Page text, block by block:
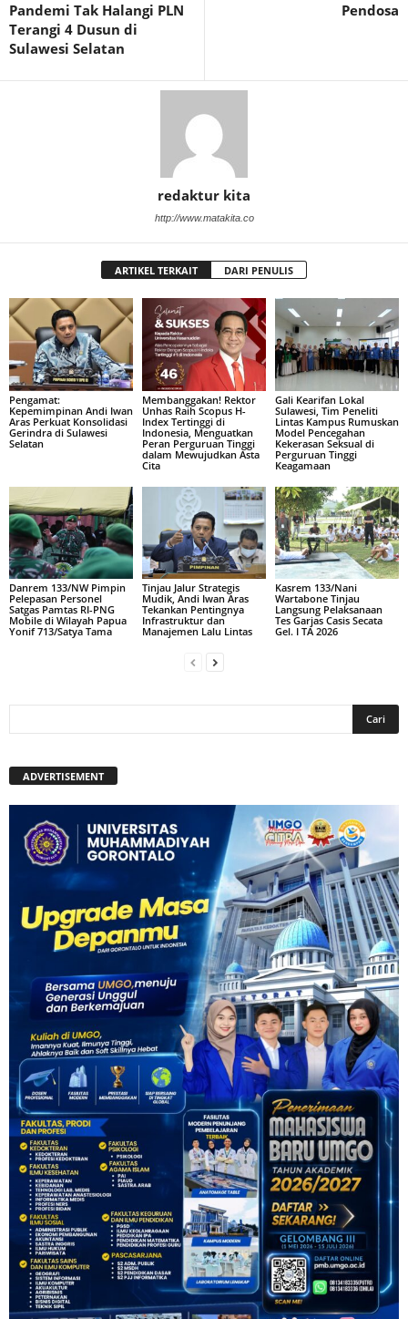
Pandemi Tak Halangi PLN
Terangi 4 Dusun di
Sulawesi Selatan
Pendosa
redaktur kita
http://www.matakita.co
ARTIKEL TERKAIT DARI PENULIS
Pengamat:
Kepemimpinan Andi Iwan
Aras Perkuat Konsolidasi
Gerindra di Sulawesi
Selatan
Membanggakan! Rektor
Unhas Raih Scopus H-
Index Tertinggi di
Indonesia, Menguatkan
Peran Perguruan Tinggi
dalam Mewujudkan Asta
Cita
Gali Kearifan Lokal
Sulawesi, Tim Peneliti
Lintas Kampus Rumuskan
Model Pencegahan
Kekerasan Seksual di
Perguruan Tinggi
Keagamaan
Danrem 133/NW Pimpin
Pelepasan Personel
Satgas Pamtas RI-PNG
Mobile di Wilayah Papua
Yonif 713/Satya Tama
Tinjau Jalur Strategis
Mudik, Andi Iwan Aras
Tekankan Pentingnya
Infrastruktur dan
Manajemen Lalu Lintas
Kasrem 133/Nani
Wartabone Tinjau
Langsung Pelaksanaan
Tes Garjas Casis Secata
Gel. I TA 2026
ADVERTISEMENT